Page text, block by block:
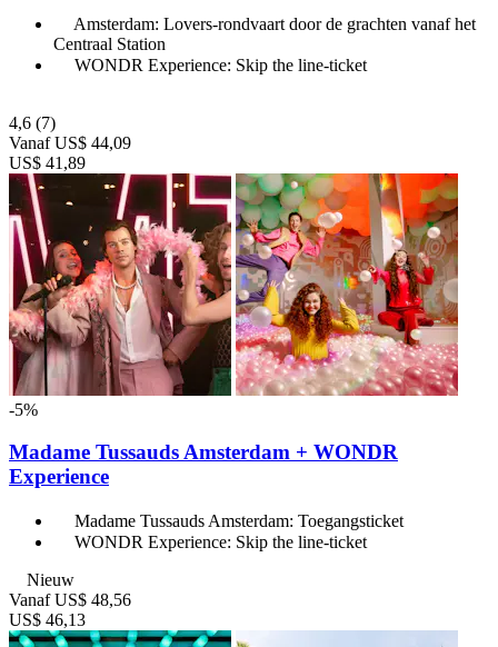
Amsterdam: Lovers-rondvaart door de grachten vanaf het
Centraal Station
WONDR Experience: Skip the line-ticket
4,6 (7)
Vanaf US$ 44,09
US$ 41,89
-5%
Madame Tussauds Amsterdam + WONDR
Experience
Madame Tussauds Amsterdam: Toegangsticket
WONDR Experience: Skip the line-ticket
Nieuw
Vanaf US$ 48,56
US$ 46,13